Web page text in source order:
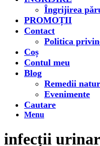
Îngrijirea
PROMOȚII
Contact
Politica
Coș
Contul meu
Blog
Remedii
Evenimente
Cautare
Menu
infecții